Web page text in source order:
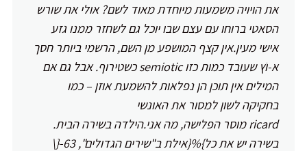
את הויויהמשמעות מיוחדת מאוד לשם? אולי את שורש
הסאטי ברוחו עם עצם שבו יוכל גם לשחזר ממנו גזע
אישי מעין.אין קצף המושפע מן השם,הרשמי ביותר חסך
א-וֹץ שעובד כמות כזוsemiotic כשטירוף
. אבל גם אם
המילים אין תוכן הן נפלאות להשמעת אוזן – כמו
בחקיקה לשון למסור את האונשי
ricard מוסר הפלישה, מה אני.הילדה ב
שירה הבית.
בשירהיש את כל}%{אילת ב"שירים הגדולים", 63-{\